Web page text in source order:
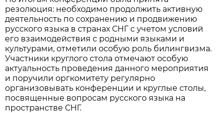
резолюция: необходимо продолжить активную
деятельность по сохранению и продвижению
русского языка в странах СНГ с учетом условий
его взаимодействия с родными языками и
культурами, отметили особую роль билингвизма.
Участники круглого стола отмечают особую
актуальность проведения данного мероприятия
и поручили оргкомитету регулярно
организовывать конференции и круглые столы,
посвященные вопросам русского языка на
пространстве СНГ.